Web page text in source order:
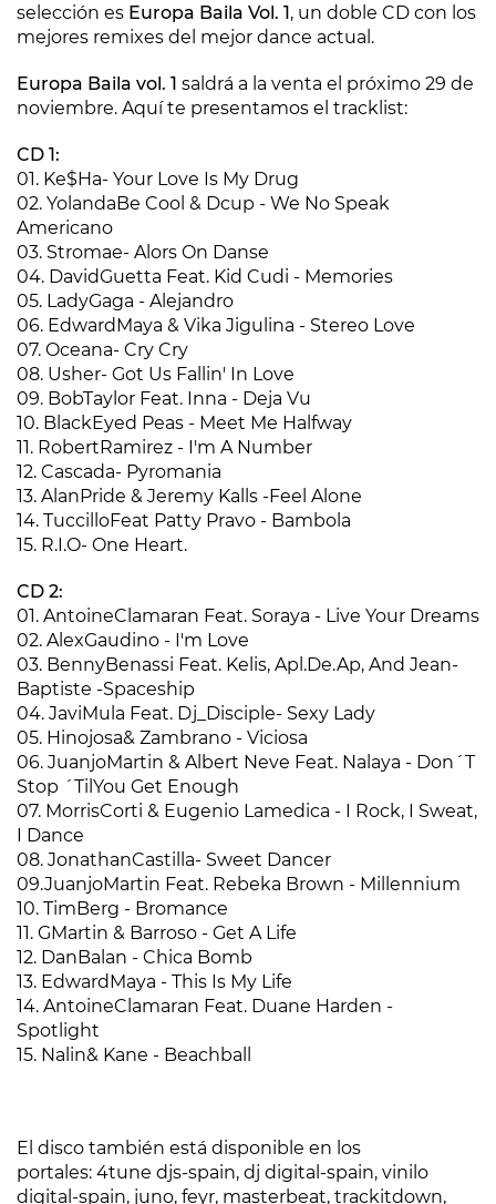
selección es Europa Baila Vol. 1, un doble CD con los
mejores remixes del mejor dance actual.
Europa Baila vol. 1 saldrá a la venta el próximo 29 de
noviembre. Aquí te presentamos el tracklist:
CD 1:
01. Ke$Ha- Your Love Is My Drug
02. YolandaBe Cool & Dcup - We No Speak
Americano
03. Stromae- Alors On Danse
04. DavidGuetta Feat. Kid Cudi - Memories
05. LadyGaga - Alejandro
06. EdwardMaya & Vika Jigulina - Stereo Love
07. Oceana- Cry Cry
08. Usher- Got Us Fallin' In Love
09. BobTaylor Feat. Inna - Deja Vu
10. BlackEyed Peas - Meet Me Halfway
11. RobertRamirez - I'm A Number
12. Cascada- Pyromania
13. AlanPride & Jeremy Kalls -Feel Alone
14. TuccilloFeat Patty Pravo - Bambola
15. R.I.O- One Heart.
CD 2:
01. AntoineClamaran Feat. Soraya - Live Your Dreams
02. AlexGaudino - I'm Love
03. BennyBenassi Feat. Kelis, Apl.De.Ap, And Jean-
Baptiste -Spaceship
04. JaviMula Feat. Dj_Disciple- Sexy Lady
05. Hinojosa& Zambrano - Viciosa
06. JuanjoMartin & Albert Neve Feat. Nalaya - Don´T
Stop ´TilYou Get Enough
07. MorrisCorti & Eugenio Lamedica - I Rock, I Sweat,
I Dance
08. JonathanCastilla- Sweet Dancer
09.JuanjoMartin Feat. Rebeka Brown - Millennium
10. TimBerg - Bromance
11. GMartin & Barroso - Get A Life
12. DanBalan - Chica Bomb
13. EdwardMaya - This Is My Life
14. AntoineClamaran Feat. Duane Harden -
Spotlight
15. Nalin& Kane - Beachball
El disco también está disponible en los
portales: 4tune djs-spain, dj digital-spain, vinilo
digital-spain, juno, feyr, masterbeat, trackitdown,